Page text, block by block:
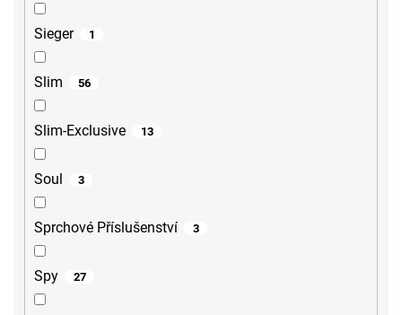
Sieger 1
Slim 56
Slim-Exclusive 13
Soul 3
Sprchové Příslušenství 3
Spy 27